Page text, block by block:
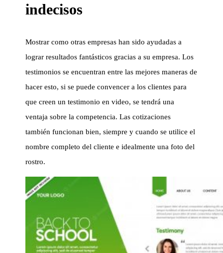
indecisos
Mostrar como otras empresas han sido ayudadas a
lograr resultados fantásticos gracias a su empresa. Los
testimonios se encuentran entre las mejores maneras de
hacer esto, si se puede convencer a los clientes para
que creen un testimonio en video, se tendrá una
ventaja sobre la competencia. Las cotizaciones
también funcionan bien, siempre y cuando se utilice el
nombre completo del cliente e idealmente una foto del
rostro.